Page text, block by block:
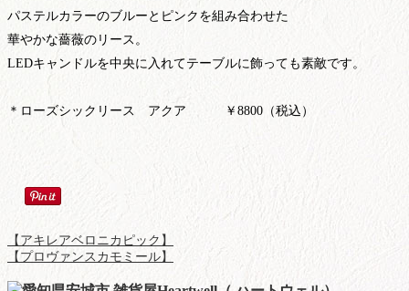
パステルカラーのブルーとピンクを組み合わせた
華やかな薔薇のリース。
LEDキャンドルを中央に入れてテーブルに飾っても素敵です。
＊ローズシックリース アクア ￥8800（税込）
【アキレアベロニカピック】
【プロヴァンスカモミール】